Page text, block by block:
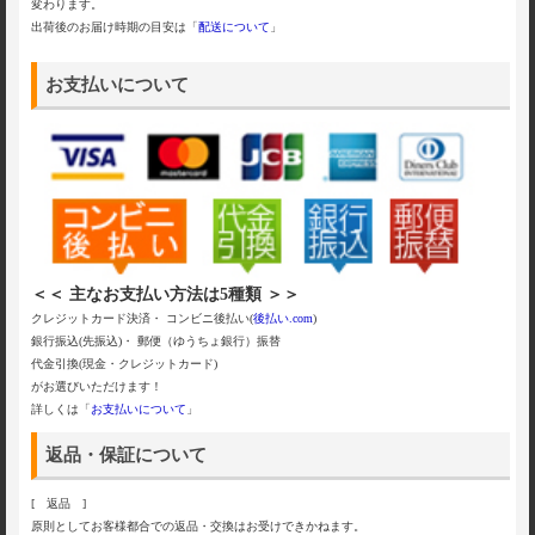
変わります。
出荷後のお届け時期の目安は「配送について 」
お支払いについて
＜＜ 主なお支払い方法は5種類 ＞＞
クレジットカード決済・ コンビニ後払い(後払い.com)
銀行振込(先振込)・ 郵便（ゆうちょ銀行）振替
代金引換(現金・クレジットカード)
がお選びいただけます！
詳しくは「お支払いについて 」
返品・保証について
[ 返品 ]
原則としてお客様都合での返品・交換はお受けできかねます。